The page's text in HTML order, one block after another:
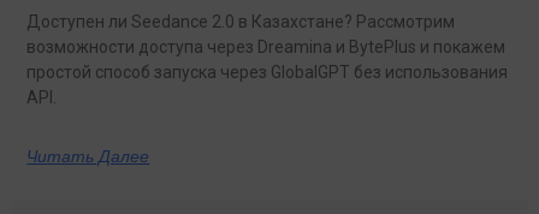
Доступен ли Seedance 2.0 в Казахстане? Рассмотрим
возможности доступа через Dreamina и BytePlus и покажем
простой способ запуска через GlobalGPT без использования
API.
Читать Далее